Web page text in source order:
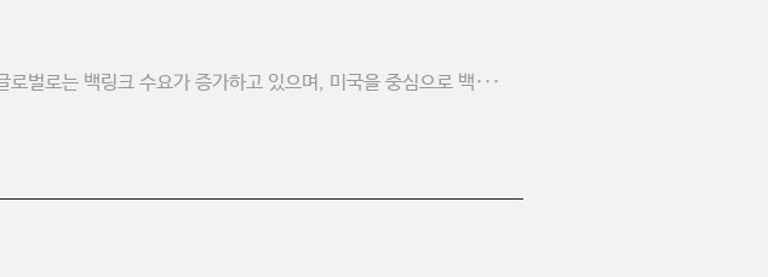
벌로는 백링크 수요가 증가하고 있으며, 미국을 중심으로 백···